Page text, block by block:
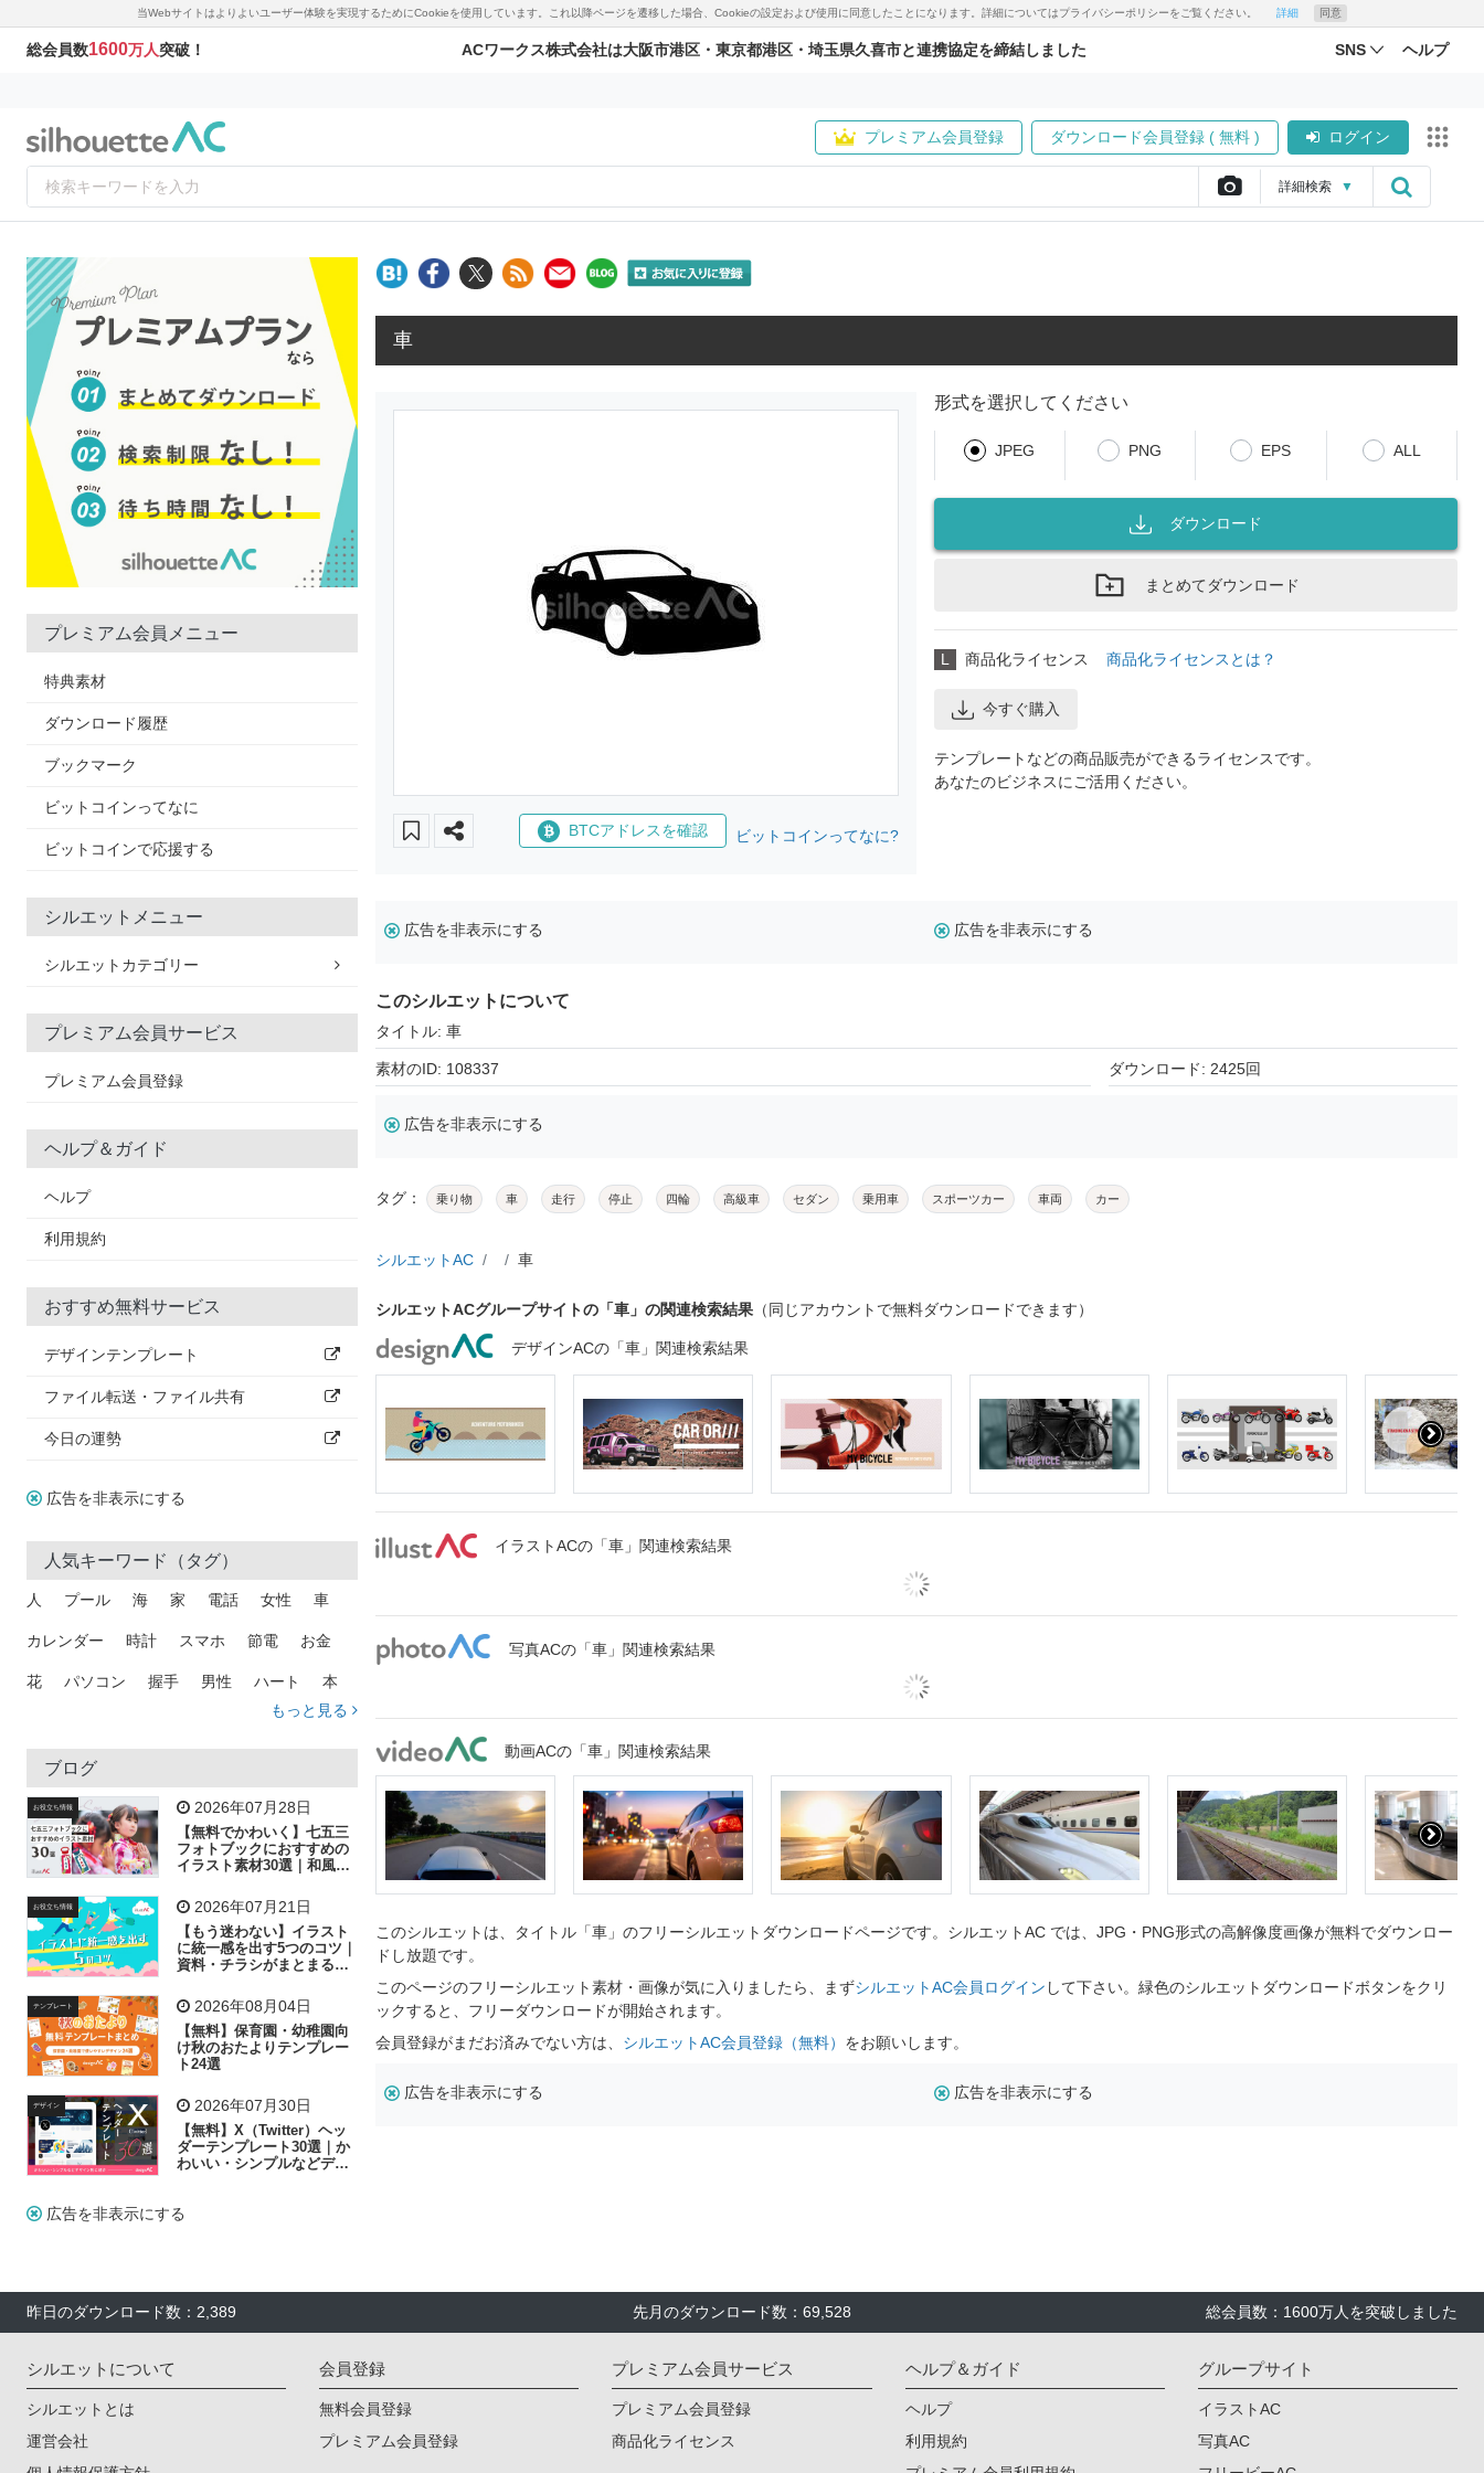
当Webサイトはよりよいユーザー体験を実現するためにCookieを使用しています。これ以降ページを遷移した場合、Cookieの設定および使用に同意したことになります。詳細についてはプライバシーポリシーをご覧ください。 詳細 同意
総会員数1600万人突破！ ACワークス株式会社は大阪市港区・東京都港区・埼玉県久喜市と連携協定を締結しました SNS ヘルプ
プレミアム会員登録 ダウンロード会員登録 ( 無料 ) ログイン
詳細検索 ▼
プレミアム会員メニュー
特典素材
ダウンロード履歴
ブックマーク
ビットコインってなに
ビットコインで応援する
シルエットメニュー
シルエットカテゴリー
プレミアム会員サービス
プレミアム会員登録
ヘルプ＆ガイド
ヘルプ
利用規約
おすすめ無料サービス
デザインテンプレート
ファイル転送・ファイル共有
今日の運勢
広告を非表示にする
人気キーワード（タグ）
人 プール 海 家 電話 女性 車
カレンダー 時計 スマホ 節電 お金
花 パソコン 握手 男性 ハート 本
トラック 木
吹き出し
飛行機 グラフ ビル 魚 家族 書類
歩く 工場 会社 太陽 キラキラ
子供 作業員 相談 ピクトグラム
もっと見る
ブログ
お役立ち情報 2026年07月28日
【無料でかわいく】七五三
フォトブックにおすすめの
イラスト素材30選｜和風の
お役立ち情報 2026年07月21日
【もう迷わない】イラスト
に統一感を出す5つのコツ｜
資料・チラシがまとまるフ
テンプレート 2026年08月04日
【無料】保育園・幼稚園向
け秋のおたよりテンプレー
ト24選
デザイン 2026年07月30日
【無料】X（Twitter）ヘッ
ダーテンプレート30選｜か
わいい・シンプルなどデザ
広告を非表示にする
車
BTCアドレスを確認 ビットコインってなに?
形式を選択してください
JPEG PNG EPS ALL
ダウンロード
まとめてダウンロード
L 商品化ライセンス 商品化ライセンスとは？
今すぐ購入
テンプレートなどの商品販売ができるライセンスです。
あなたのビジネスにご活用ください。
広告を非表示にする 広告を非表示にする
このシルエットについて
タイトル: 車
素材のID: 108337 ダウンロード: 2425回
広告を非表示にする
タグ： 乗り物 車 走行 停止 四輪 高級車 セダン 乗用車 スポーツカー 車両 カー
シルエットAC 車
シルエットACグループサイトの「車」の関連検索結果 （同じアカウントで無料ダウンロードできます）
デザインACの「車」関連検索結果
イラストACの「車」関連検索結果
写真ACの「車」関連検索結果
動画ACの「車」関連検索結果
このシルエットは、タイトル「車」のフリーシルエットダウンロードページです。シルエットAC では、JPG・PNG形式の高解像度画像が無料でダウンロー
ドし放題です。
このページのフリーシルエット素材・画像が気に入りましたら、まずシルエットAC会員ログイン して下さい。緑色のシルエットダウンロードボタンをクリ
ックすると、フリーダウンロードが開始されます。
会員登録がまだお済みでない方は、 シルエットAC会員登録（無料） をお願いします。
広告を非表示にする 広告を非表示にする
昨日のダウンロード数：2,389 先月のダウンロード数：69,528 総会員数：1600万人を突破しました
シルエットについて
シルエットとは
運営会社
会員登録
無料会員登録
プレミアム会員登録
プレミアム会員サービス
プレミアム会員登録
商品化ライセンス
ヘルプ＆ガイド
ヘルプ
利用規約
グループサイト
イラストAC
写真AC